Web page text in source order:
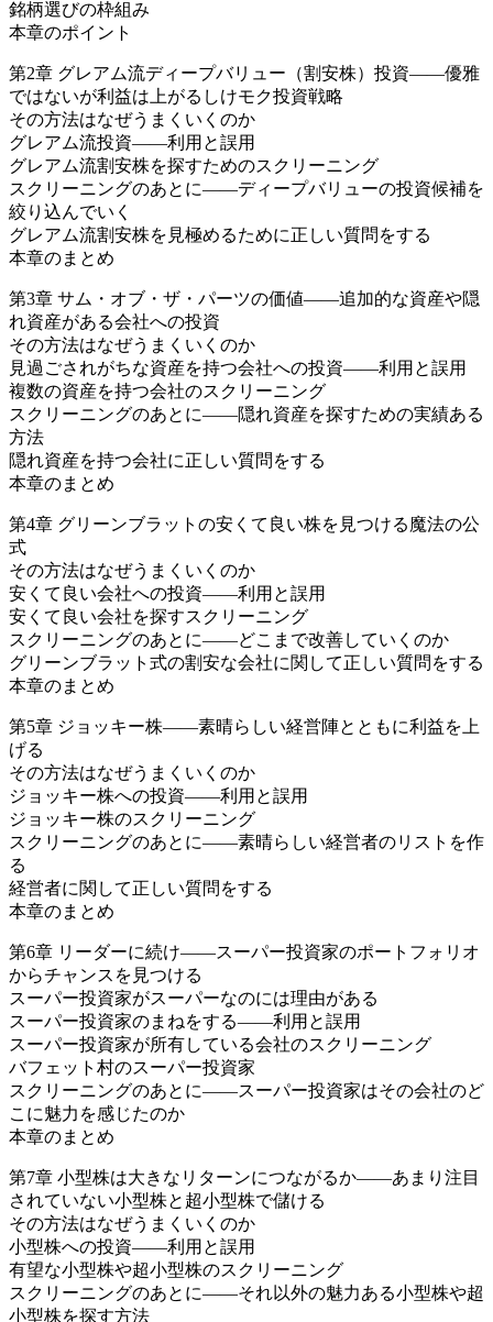
銘柄選びの枠組み
本章のポイント
第2章 グレアム流ディープバリュー（割安株）投資――優雅
ではないが利益は上がるしけモク投資戦略
その方法はなぜうまくいくのか
グレアム流投資――利用と誤用
グレアム流割安株を探すためのスクリーニング
スクリーニングのあとに――ディープバリューの投資候補を
絞り込んでいく
グレアム流割安株を見極めるために正しい質問をする
本章のまとめ
第3章 サム・オブ・ザ・パーツの価値――追加的な資産や隠
れ資産がある会社への投資
その方法はなぜうまくいくのか
見過ごされがちな資産を持つ会社への投資――利用と誤用
複数の資産を持つ会社のスクリーニング
スクリーニングのあとに――隠れ資産を探すための実績ある
方法
隠れ資産を持つ会社に正しい質問をする
本章のまとめ
第4章 グリーンブラットの安くて良い株を見つける魔法の公
式
その方法はなぜうまくいくのか
安くて良い会社への投資――利用と誤用
安くて良い会社を探すスクリーニング
スクリーニングのあとに――どこまで改善していくのか
グリーンブラット式の割安な会社に関して正しい質問をする
本章のまとめ
第5章 ジョッキー株――素晴らしい経営陣とともに利益を上
げる
その方法はなぜうまくいくのか
ジョッキー株への投資――利用と誤用
ジョッキー株のスクリーニング
スクリーニングのあとに――素晴らしい経営者のリストを作
る
経営者に関して正しい質問をする
本章のまとめ
第6章 リーダーに続け――スーパー投資家のポートフォリオ
からチャンスを見つける
スーパー投資家がスーパーなのには理由がある
スーパー投資家のまねをする――利用と誤用
スーパー投資家が所有している会社のスクリーニング
バフェット村のスーパー投資家
スクリーニングのあとに――スーパー投資家はその会社のど
こに魅力を感じたのか
本章のまとめ
第7章 小型株は大きなリターンにつながるか――あまり注目
されていない小型株と超小型株で儲ける
その方法はなぜうまくいくのか
小型株への投資――利用と誤用
有望な小型株や超小型株のスクリーニング
スクリーニングのあとに――それ以外の魅力ある小型株や超
小型株を探す方法